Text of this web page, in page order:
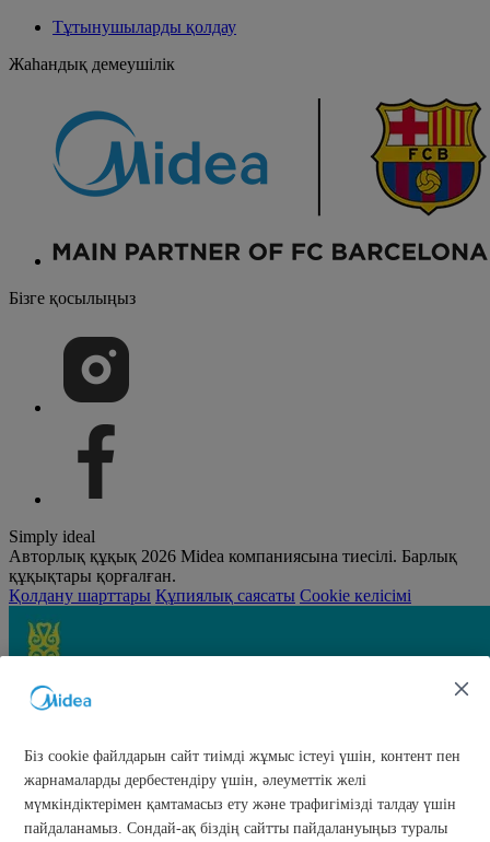
Тұтынушыларды қолдау
Жаһандық демеушілік
Бізге қосылыңыз
Simply ideal
Авторлық құқық 2026 Midea компаниясына тиесілі. Барлық
құқықтары қорғалған.
Қолдану шарттары Құпиялық саясаты Cookie келісімі
Біз cookie файлдарын сайт тиімді жұмыс істеуі үшін, контент пен
жарнамаларды дербестендіру үшін, әлеуметтік желі
мүмкіндіктерімен қамтамасыз ету және трафигімізді талдау үшін
пайдаланамыз. Сондай-ақ біздің сайтты пайдалануыңыз туралы